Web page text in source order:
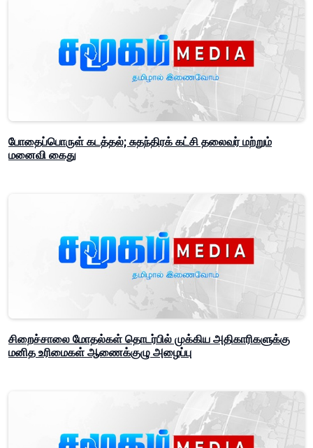
போதைப்பொருள் கடத்தல்; சுதந்திரக் கட்சி தலைவர் மற்றும்
மனைவி கைது
சிறைச்சாலை மோதல்கள் தொடர்பில் முக்கிய அதிகாரிகளுக்கு
மனித உரிமைகள் ஆணைக்குழு அழைப்பு